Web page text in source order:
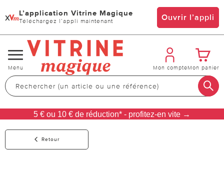
x L’application Vitrine Magique
Téléchargez l’appli maintenant Ouvrir l’appli
Changer
de
navigation
Menu Mon compteMon panier
5 € ou 10 € de réduction* - profitez-en vite →
Retour